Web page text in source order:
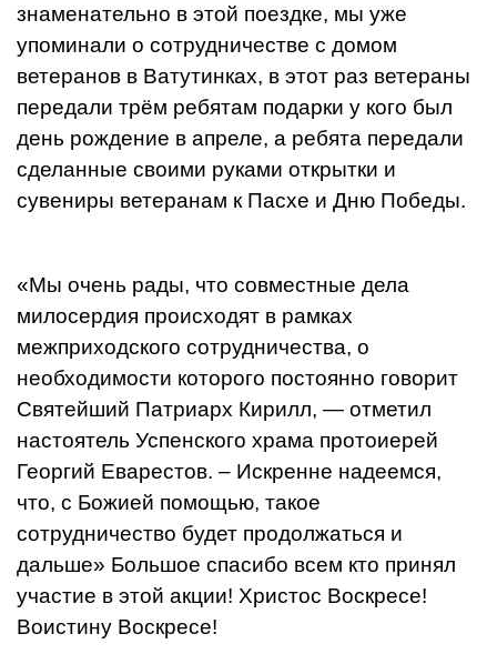
знаменательно в этой поездке, мы уже
упоминали о сотрудничестве с домом
ветеранов в Ватутинках, в этот раз ветераны
передали трём ребятам подарки у кого был
день рождение в апреле, а ребята передали
сделанные своими руками открытки и
сувениры ветеранам к Пасхе и Дню Победы.
«Мы очень рады, что совместные дела
милосердия происходят в рамках
межприходского сотрудничества, о
необходимости которого постоянно говорит
Святейший Патриарх Кирилл, — отметил
настоятель Успенского храма протоиерей
Георгий Еварестов. – Искренне надеемся,
что, с Божией помощью, такое
сотрудничество будет продолжаться и
дальше» Большое спасибо всем кто принял
участие в этой акции! Христос Воскресе!
Воистину Воскресе!